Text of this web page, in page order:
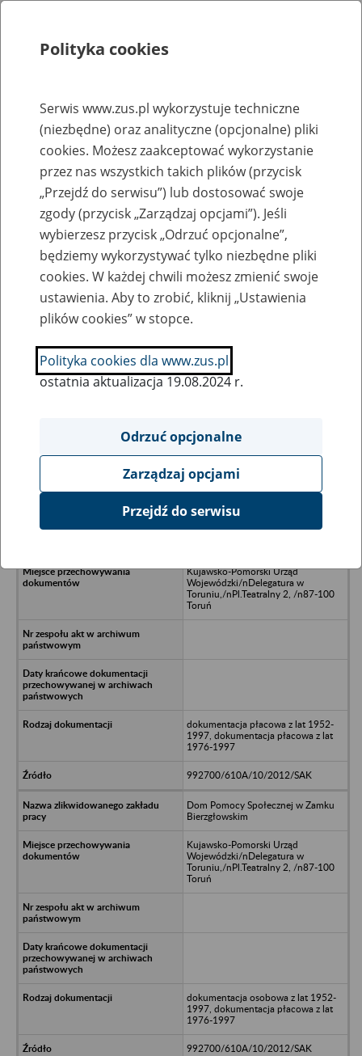
Rejestry, ewidencje i archiwa
Baza zlikwidowanych lub
przekształconych zakładów pracy
Nazwa zakładu pracy:
SZUKAJ
Ukryj wszystkie pozycje bazy
Grudziądzkie Zakłady Graficzne,
Kujawsko-Pomorski Urząd
Wojewódzki/nDelegatura w
Toruniu,/nPl.Teatralny 2, /n87-100
Toruń
dokumentacja płacowa z lat 1952-
1997, dokumentacja płacowa z lat
1976-1997
992700/610A/10/2012/SAK
Dom Pomocy Społecznej w Zamku
Bierzgłowskim
Kujawsko-Pomorski Urząd
Wojewódzki/nDelegatura w
Toruniu,/nPl.Teatralny 2, /n87-100
Toruń
dokumentacja osobowa z lat 1952-
1997, dokumentacja płacowa z lat
1976-1997
992700/610A/10/2012/SAK
Polityka cookies
Serwis www.zus.pl wykorzystuje techniczne
(niezbędne) oraz analityczne (opcjonalne) pliki
cookies. Możesz zaakceptować wykorzystanie
przez nas wszystkich takich plików (przycisk
„Przejdź do serwisu”) lub dostosować swoje
zgody (przycisk „Zarządzaj opcjami”). Jeśli
wybierzesz przycisk „Odrzuć opcjonalne”,
będziemy wykorzystywać tylko niezbędne pliki
cookies. W każdej chwili możesz zmienić swoje
ustawienia. Aby to zrobić, kliknij „Ustawienia
plików cookies” w stopce.
Polityka cookies dla www.zus.pl
ostatnia aktualizacja 19.08.2024 r.
Odrzuć opcjonalne
Zarządzaj opcjami
Przejdź do serwisu